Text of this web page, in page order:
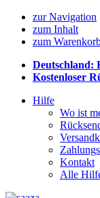
zur Navigation
zum Inhalt
zum
Deutschland:
Kostenloser
Hilfe
Wo ist
Kontakt
Alle